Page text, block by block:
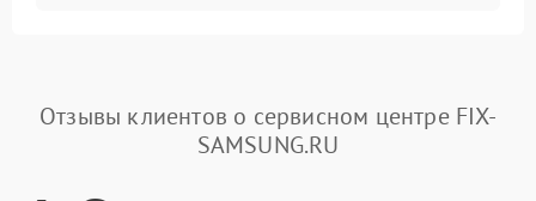
Отзывы клиентов о сервисном центре FIX-
SAMSUNG.RU